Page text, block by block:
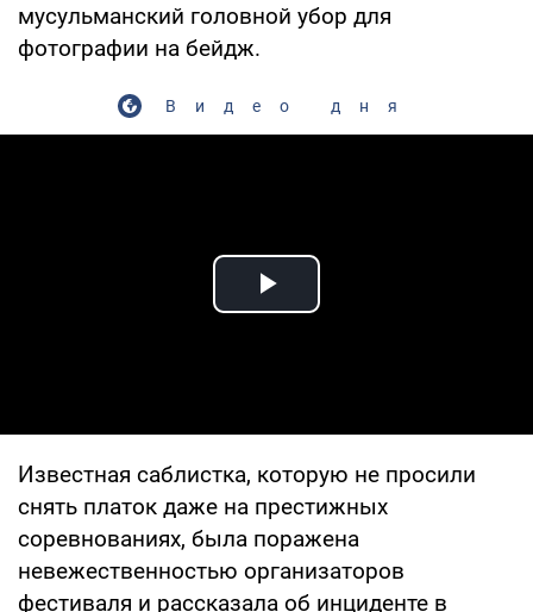
мусульманский головной убор для
фотографии на бейдж.
Видео дня
Play Video
Известная саблистка, которую не просили
снять платок даже на престижных
соревнованиях, была поражена
невежественностью организаторов
фестиваля и рассказала об инциденте в